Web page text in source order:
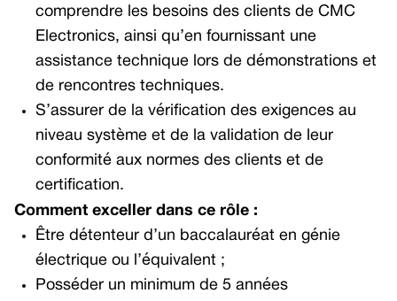
comprendre les besoins des clients de CMC
Electronics, ainsi qu’en fournissant une
assistance technique lors de démonstrations et
de rencontres techniques.
S’assurer de la vérification des exigences au
niveau système et de la validation de leur
conformité aux normes des clients et de
certification.
Comment exceller dans ce rôle :
Être détenteur d’un baccalauréat en génie
électrique ou l’équivalent ;
Posséder un minimum de 5 années